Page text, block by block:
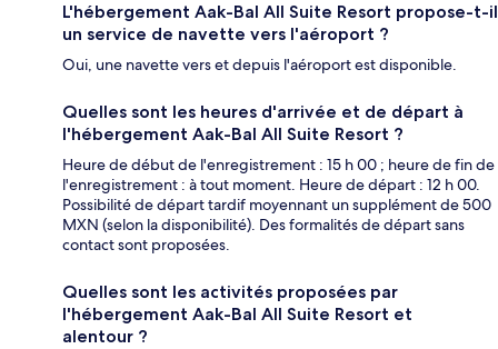
L'hébergement Aak-Bal All Suite Resort propose-t-il
un service de navette vers l'aéroport ?
Oui, une navette vers et depuis l'aéroport est disponible.
Quelles sont les heures d'arrivée et de départ à
l'hébergement Aak-Bal All Suite Resort ?
Heure de début de l'enregistrement : 15 h 00 ; heure de fin de
l'enregistrement : à tout moment. Heure de départ : 12 h 00.
Possibilité de départ tardif moyennant un supplément de 500
MXN (selon la disponibilité). Des formalités de départ sans
contact sont proposées.
Quelles sont les activités proposées par
l'hébergement Aak-Bal All Suite Resort et
alentour ?